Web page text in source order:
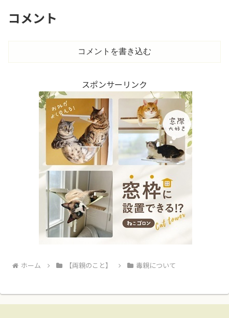
コメント
コメントを書き込む
スポンサーリンク
ホーム 【両親のこと】 毒親について